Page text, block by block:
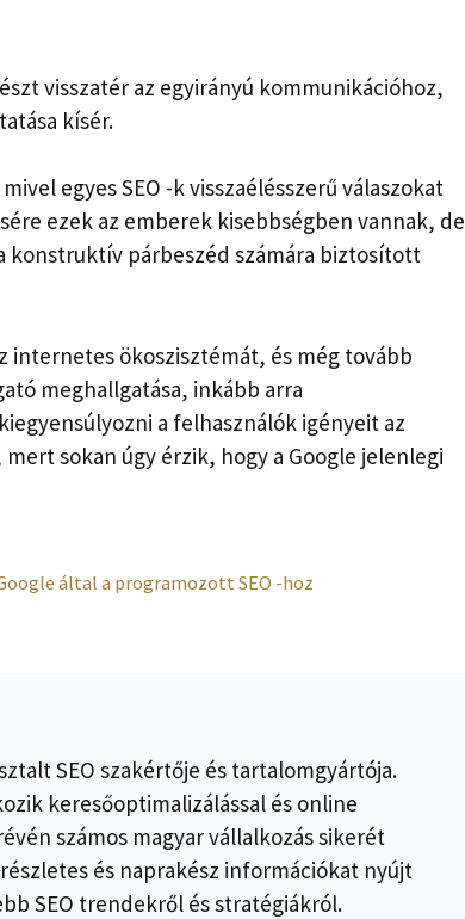
visszatér az egyirányú kommunikációhoz,
kísér.
egyes SEO -k visszaélésszerű válaszokat
ezek az emberek kisebbségben vannak, de
konstruktív párbeszéd számára biztosított
ökoszisztémát, és még tovább
meghallgatása, inkább arra
a felhasználók igényeit az
sokan úgy érzik, hogy a Google jelenlegi
által a programozott SEO -hoz
SEO szakértője és tartalomgyártója.
keresőoptimalizálással és online
számos magyar vállalkozás sikerét
és naprakész információkat nyújt
SEO trendekről és stratégiákról.